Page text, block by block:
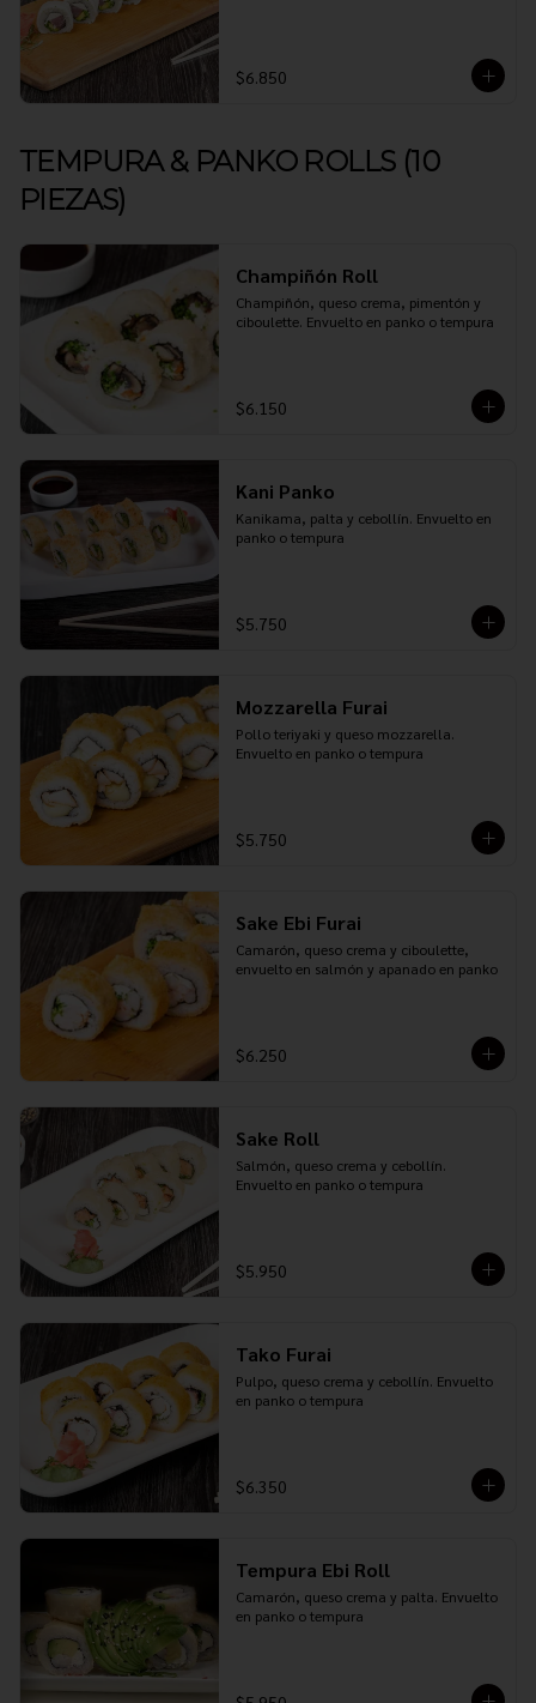
$6.850
TEMPURA & PANKO ROLLS (10
PIEZAS)
Champiñón Roll
Champiñón, queso crema, pimentón y
ciboulette. Envuelto en panko o tempura
$6.150
Kani Panko
Kanikama, palta y cebollín. Envuelto en
panko o tempura
$5.750
Mozzarella Furai
Pollo teriyaki y queso mozzarella.
Envuelto en panko o tempura
$5.750
Sake Ebi Furai
Camarón, queso crema y ciboulette,
envuelto en salmón y apanado en panko
$6.250
Sake Roll
Salmón, queso crema y cebollín.
Envuelto en panko o tempura
$5.950
Tako Furai
Pulpo, queso crema y cebollín. Envuelto
en panko o tempura
$6.350
Tempura Ebi Roll
Camarón, queso crema y palta. Envuelto
en panko o tempura